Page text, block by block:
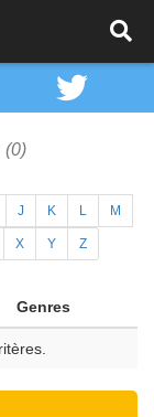
(0)
J K L M
X Y Z
Genres